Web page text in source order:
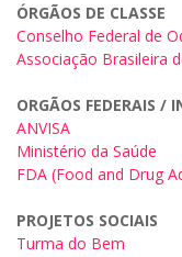
ÓRGÃOS DE CLASSE
Conselho Federal de
Associação Brasileira
ORGÃOS FEDERAIS /
ANVISA
Ministério da Saúde
FDA (Food and Drug
PROJETOS SOCIAIS
Turma do Bem